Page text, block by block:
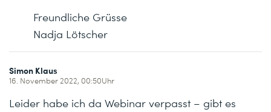
Freundliche Grüsse
Nadja Lötscher
Simon Klaus
16. November 2022, 00:50Uhr
Leider habe ich da Webinar verpasst – gibt es